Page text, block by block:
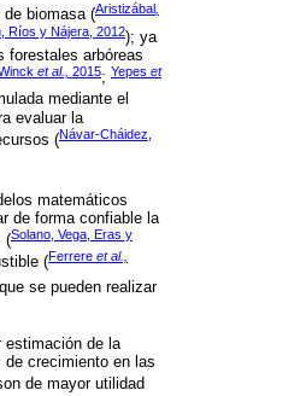
biomasa (Aristizábal
Ríos y Nájera, 2012); ya
forestales arbóreas
et al., 2015; Yepes et
mediante el
evaluar la
(Návar-Cháidez,
matemáticos
de forma confiable la
(Solano, Vega, Eras y
(Ferrere et al.,
se pueden realizar
estimación de la
crecimiento en las
de mayor utilidad